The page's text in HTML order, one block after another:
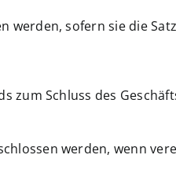
sofern sie die
zum Schluss des
werden, wenn